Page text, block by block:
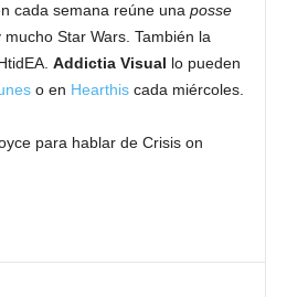
cada semana reúne una posse
Star Wars. También la
Addictia Visual lo pueden
o en Hearthiscada miércoles.
para hablar de Crisis on